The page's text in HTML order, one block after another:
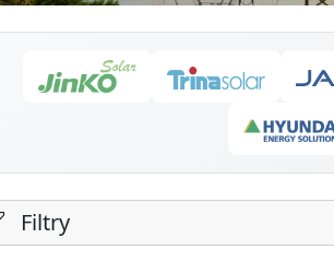
Filtry